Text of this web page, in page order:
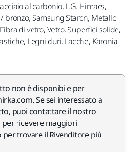
al carbonio, L.G. Himacs,
bronzo, Samsung Staron, Metallo
di vetro, Vetro, Superfici solide,
Legni duri, Lacche, Karonia
non è disponibile per
Se sei interessato a
puoi contattare il nostro
per ricevere maggiori
trovare il Rivenditore più